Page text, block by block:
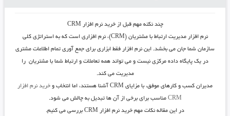
چند نکته مهم قبل از خرید نرم افزار CRM
نرم افزار مدیریت ارتباط با مشتریان (CRM)، نرم افزاری است که به استراتژی کلی
سازمان شما جان می بخشد. این نرم افزار فقط ابزاری برای جمع آوری تمام اطلاعات مشتری
در یک پایگاه داده مرکزی نیست و می تواند همه تعاملات و ارتباط شما با مشتریان را
مدیریت می کند.
مدیران کسب و کارهای موفق، با مزایای CRM آشنا هستند، اما انتخاب و
خرید نرم افزار
CRM مناسب برای برخی از آن ها تبدیل به چالش می شود.
در این مقاله نکات مهم خرید نرم افزار CRM بررسی می کنیم.